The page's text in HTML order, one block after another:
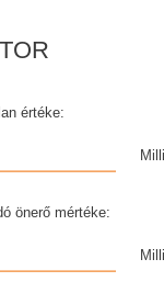
értéke:
önerő mértéke: